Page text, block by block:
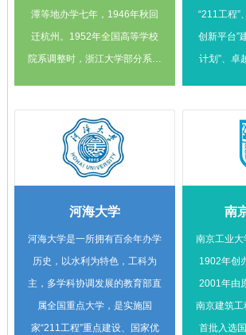
地，1940年迁至四川宜宾的李
庄古镇坚持办学。1946年回迁
上海以后，发展成为以理、工、
潭等地办学七年，1946年秋回
迁杭州。1952年全国高等学校
院系调整时，浙江大学部分系科
科性院校，后分别发展为原浙江
大学、杭州大学、浙江农业大学
和浙江医科大学。
“211工程”
创新平台”
计划”、卓
目、国家
划、国家
地、国家
国政府奖
校、全国
校、全国
改革示范
人创新创业
科技成果
河海大学
河海大学是一所拥有百余年办学
历史，以水利为特色，工科为
主，多学科协调发展的教育部直
属全国重点大学，是实施国
家“211工程”重点建设、国家优
南
南京工业
1902年创
2001年由
南京建筑工
首批入选